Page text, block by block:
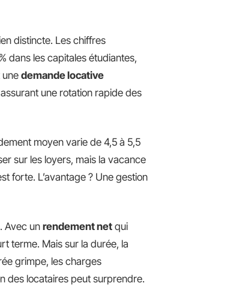
distincte. Les chiffres
dans les capitales étudiantes,
demande locative
une rotation rapide des
moyen varie de 4,5 à 5,5
sur les loyers, mais la vacance
forte. L’avantage ? Une gestion
Avec un rendement net qui
terme. Mais sur la durée, la
grimpe, les charges
des locataires peut surprendre.